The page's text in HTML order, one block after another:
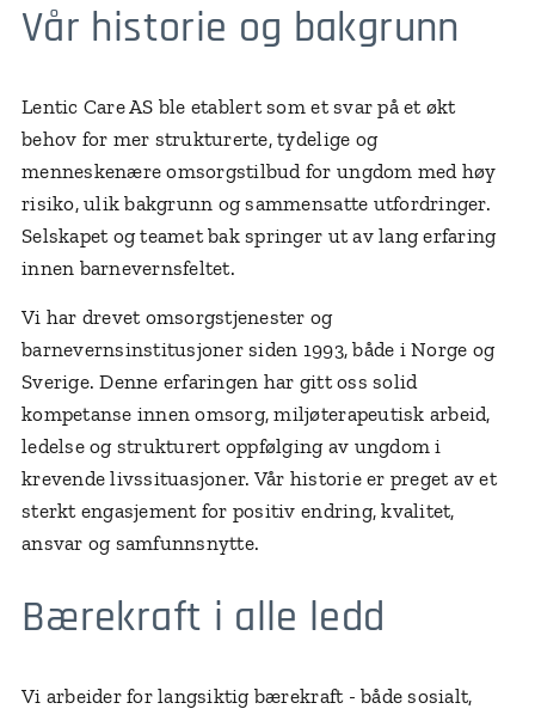
Vår historie og bakgrunn
Lentic Care AS ble etablert som et svar på et økt
behov for mer strukturerte, tydelige og
menneskenære omsorgstilbud for ungdom med høy
risiko, ulik bakgrunn og sammensatte utfordringer.
Selskapet og teamet bak springer ut av lang erfaring
innen barnevernsfeltet.
Vi har drevet omsorgstjenester og
barnevernsinstitusjoner siden 1993, både i Norge og
Sverige. Denne erfaringen har gitt oss solid
kompetanse innen omsorg, miljøterapeutisk arbeid,
ledelse og strukturert oppfølging av ungdom i
krevende livssituasjoner. Vår historie er preget av et
sterkt engasjement for positiv endring, kvalitet,
ansvar og samfunnsnytte.
Bærekraft i alle ledd
Vi arbeider for langsiktig bærekraft - både sosialt,